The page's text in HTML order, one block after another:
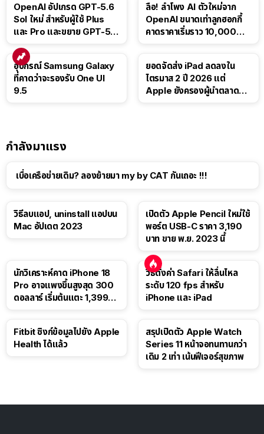
OpenAI อัปเกรด GPT-5.6
Sol ใหม่ สำหรับผู้ใช้ Plus
และ Pro และขยาย GPT-5.6
ลือ! ลำโพง AI ตัวใหม่จาก
OpenAI ขนาดเท่าลูกฮอกกี้
คาดราคาเริ่มราว 10,000
อุปกรณ์ Samsung Galaxy
ที่คาดว่าจะรองรับ One UI
9.5
ยอดจัดส่ง iPad ลดลงใน
ไตรมาส 2 ปี 2026 แต่
Apple ยังครองผู้นำตลาด
กำลังมาแรง
เบื่อเครือข่ายเดิม? ลองย้ายมา my by CAT กันเถอะ !!!
วิธีลบแอป, uninstall แอปบน
Mac อัปเดต 2023
เปิดตัว Apple Pencil ใหม่ใช้
พอร์ต USB-C ราคา 3,190
บาท ขาย พ.ย. 2023 นี้
นักวิเคราะห์คาด iPhone 18
Pro อาจแพงขึ้นสูงสุด 300
ดอลลาร์ เริ่มต้นแตะ 1,399
วิธีตั้งค่า Safari ให้ลื่นไหล
ระดับ 120 fps สำหรับ
iPhone และ iPad
Fitbit ซิงก์ข้อมูลไปยัง Apple
Health ได้แล้ว
สรุปเปิดตัว Apple Watch
Series 11 หน้าจอทนทานกว่า
เดิม 2 เท่า เน้นฟีเจอร์สุขภาพ